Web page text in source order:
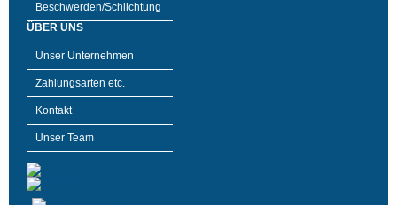
Beschwerden/Schlichtung
ÜBER UNS
Unser Unternehmen
Zahlungsarten etc.
Kontakt
Unser Team